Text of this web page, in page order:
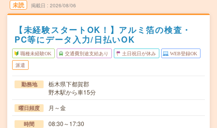
未読 掲載日 2026/08/06
【未経験スタートOK！】アルミ箔の検査・
PC等にデータ入力/日払いOK
職種未経験OK 交通費別途支給あり 土日祝日が休み WEB登録OK
派遣
勤務地
栃木県下都賀郡
野木駅から車15分
曜日頻度 月～金
時間 08:30～17:30